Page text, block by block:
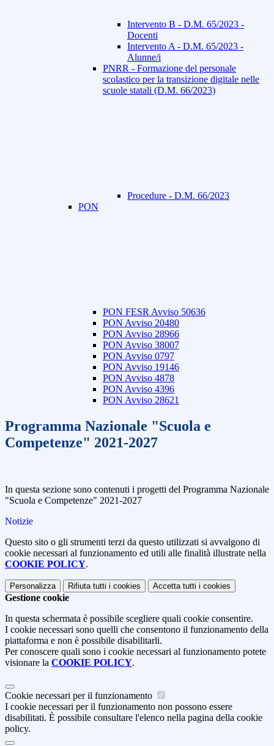
Intervento B - D.M. 65/2023 -
Docenti
Intervento A - D.M. 65/2023 -
Alunne/i
PNRR - Formazione del personale
scolastico per la transizione digitale nelle
scuole statali (D.M. 66/2023)
Procedure - D.M. 66/2023
PON
PON FESR Avviso 50636
PON Avviso 20480
PON Avviso 28966
PON Avviso 38007
PON Avviso 0797
PON Avviso 19146
PON Avviso 4878
PON Avviso 4396
PON Avviso 28621
Programma Nazionale "Scuola e
Competenze" 2021-2027
In questa sezione sono contenuti i progetti del Programma Nazionale
"Scuola e Competenze" 2021-2027
Notizie
Questo sito o gli strumenti terzi da questo utilizzati si avvalgono di
cookie necessari al funzionamento ed utili alle finalità illustrate nella
COOKIE POLICY.
Personalizza Rifiuta tutti i cookies Accetta tutti i cookies
Gestione cookie
In questa schermata è possibile scegliere quali cookie consentire.
I cookie necessari sono quelli che consentono il funzionamento della
piattaforma e non è possibile disabilitarli.
Per conoscere quali sono i cookie necessari al funzionamento potete
visionare la COOKIE POLICY.
Cookie necessari per il funzionamento
I cookie necessari per il funzionamento non possono essere
disabilitati. È possibile consultare l'elenco nella pagina della cookie
policy.